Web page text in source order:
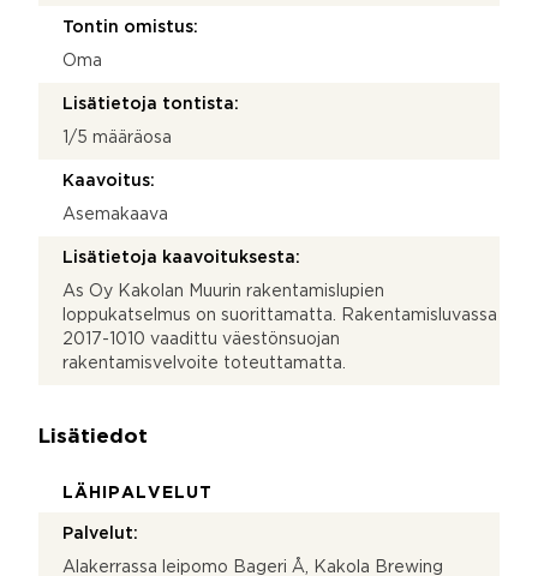
Tontin omistus:
Oma
Lisätietoja tontista:
1/5 määräosa
Kaavoitus:
Asemakaava
Lisätietoja kaavoituksesta:
As Oy Kakolan Muurin rakentamislupien
loppukatselmus on suorittamatta. Rakentamisluvassa
2017-1010 vaadittu väestönsuojan
rakentamisvelvoite toteuttamatta.
Lisätiedot
LÄHIPALVELUT
Palvelut:
Alakerrassa leipomo Bageri Å, Kakola Brewing